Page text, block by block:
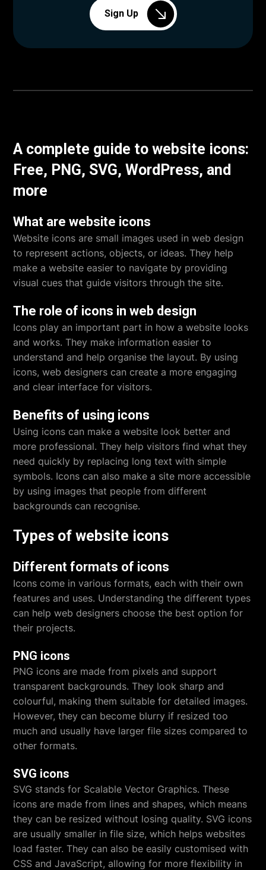
Sign Up
A complete guide to website icons:
Free, PNG, SVG, WordPress, and
more
What are website icons
Website icons are small images used in web design
to represent actions, objects, or ideas. They help
make a website easier to navigate by providing
visual cues that guide visitors through the site.
The role of icons in web design
Icons play an important part in how a website looks
and works. They make information easier to
understand and help organise the layout. By using
icons, web designers can create a more engaging
and clear interface for visitors.
Benefits of using icons
Using icons can make a website look better and
more professional. They help visitors find what they
need quickly by replacing long text with simple
symbols. Icons can also make a site more accessible
by using images that people from different
backgrounds can recognise.
Types of website icons
Different formats of icons
Icons come in various formats, each with their own
features and uses. Understanding the different types
can help web designers choose the best option for
their projects.
PNG icons
PNG icons are made from pixels and support
transparent backgrounds. They look sharp and
colourful, making them suitable for detailed images.
However, they can become blurry if resized too
much and usually have larger file sizes compared to
other formats.
SVG icons
SVG stands for Scalable Vector Graphics. These
icons are made from lines and shapes, which means
they can be resized without losing quality. SVG icons
are usually smaller in file size, which helps websites
load faster. They can also be easily customised with
CSS and JavaScript, allowing for more flexibility in